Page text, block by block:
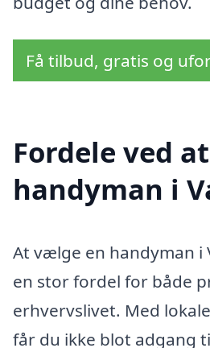
Få tilbud, gratis og
Fordele ved
handyman i
At vælge en handyman
en stor fordel for både
erhvervslivet. Med
får du ikke blot adgang